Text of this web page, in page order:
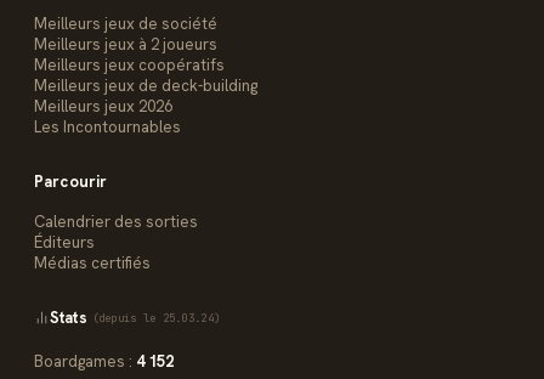
Meilleurs jeux de société
Meilleurs jeux à 2 joueurs
Meilleurs jeux coopératifs
Meilleurs jeux de deck-building
Meilleurs jeux 2026
Les Incontournables
Parcourir
Calendrier des sorties
Éditeurs
Médias certifiés
Stats (depuis le 25.03.24)
Boardgames : 4 152